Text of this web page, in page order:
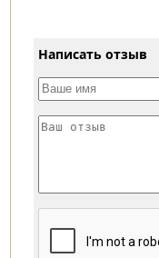
Написать отзыв